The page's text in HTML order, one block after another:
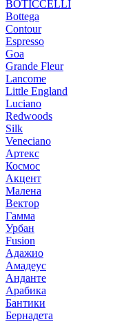
BOTICCELLI
Bottega
Contour
Espresso
Goa
Grande Fleur
Lancome
Little England
Luciano
Redwoods
Silk
Veneciano
Артекс
Космос
Акцент
Малена
Вектор
Гамма
Урбан
Fusion
Адажио
Амадеус
Анданте
Арабика
Бантики
Бернадета